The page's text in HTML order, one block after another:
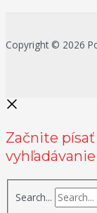
Copyright © 2026
Začnite
vyhľadávanie
Search...